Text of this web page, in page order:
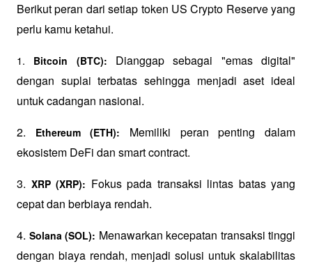
Berikut peran dari setiap token US Crypto Reserve yang
perlu kamu ketahui.
1. Bitcoin (BTC):
Dianggap sebagai "emas digital"
dengan suplai terbatas sehingga menjadi aset ideal
untuk cadangan nasional.
2.
Ethereum (ETH):
Memiliki peran penting dalam
ekosistem DeFi dan smart contract.
3. XRP (XRP): Fokus pada transaksi lintas batas yang
cepat dan berbiaya rendah.
4. Solana (SOL): Menawarkan kecepatan transaksi tinggi
dengan biaya rendah, menjadi solusi untuk skalabilitas